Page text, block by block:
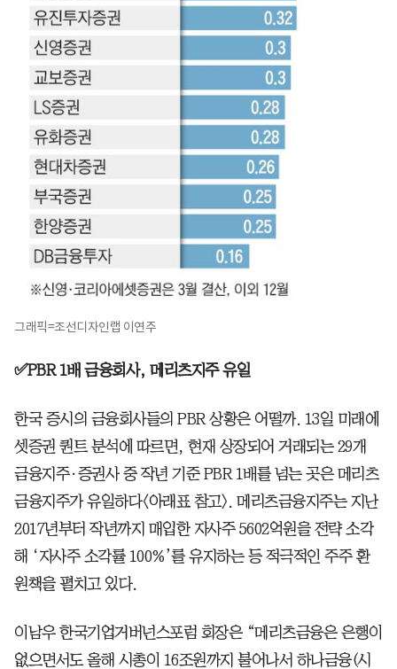
그래픽=조선디자인랩 이연주
✅PBR 1배 금융회사, 메리츠지주 유일
한국 증시의 금융회사들의 PBR 상황은 어떨까. 13일 미래에
셋증권 퀀트 분석에 따르면, 현재 상장되어 거래되는 29개
금융지주·증권사 중 작년 기준 PBR 1배를 넘는 곳은 메리츠
금융지주가 유일하다<아래표 참고>. 메리츠금융지주는 지난
2017년부터 작년까지 매입한 자사주 5602억원을 전략 소각
해 ‘자사주 소각률 100%’를 유지하는 등 적극적인 주주 환
원책을 펼치고 있다.
이남우 한국기업거버넌스포럼 회장은 “메리츠금융은 은행이
없으면서도 올해 시총이 16조원까지 불어나서 하나금융(시